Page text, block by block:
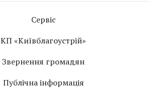
Сервіс
КП «Київблагоустрій»
Звернення громадян
Публічна інформація